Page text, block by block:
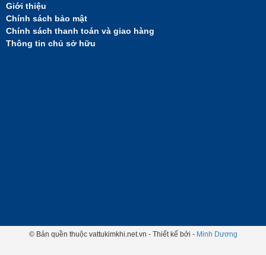
Giới thiệu
Chính sách bảo mật
Chính sách thanh toán và giao hàng
Thông tin chủ sở hữu
© Bản quền thuộc vattukimkhi.net.vn - Thiết kế bởi - Minh Dương